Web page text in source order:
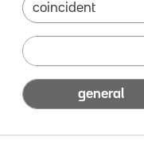
general